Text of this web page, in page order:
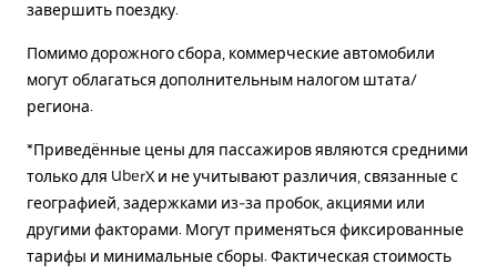
завершить поездку.
Помимо дорожного сбора, коммерческие автомобили
могут облагаться дополнительным налогом штата/
региона.
*Приведённые цены для пассажиров являются средними
только для UberX и не учитывают различия, связанные с
географией, задержками из-за пробок, акциями или
другими факторами. Могут применяться фиксированные
тарифы и минимальные сборы. Фактическая стоимость